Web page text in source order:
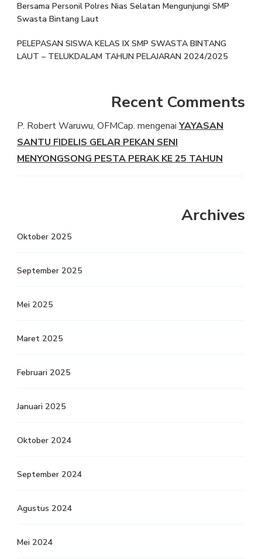
Bersama Personil Polres Nias Selatan Mengunjungi SMP
Swasta Bintang Laut
PELEPASAN SISWA KELAS IX SMP SWASTA BINTANG
LAUT – TELUKDALAM TAHUN PELAJARAN 2024/2025
Recent Comments
P. Robert Waruwu, OFMCap. mengenai YAYASAN
SANTU FIDELIS GELAR PEKAN SENI
MENYONGSONG PESTA PERAK KE 25 TAHUN
Archives
Oktober 2025
September 2025
Mei 2025
Maret 2025
Februari 2025
Januari 2025
Oktober 2024
September 2024
Agustus 2024
Mei 2024